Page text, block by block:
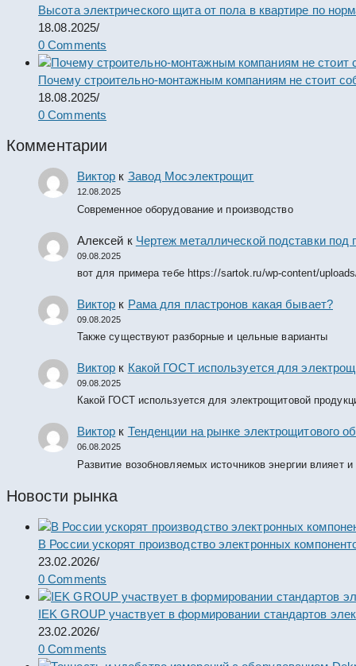
Высота электрического щита от пола в квартире по
18.08.2025/
0 Comments
Почему строительно-монтажным компаниям не стоит
18.08.2025/
0 Comments
Комментарии
Виктор к Завод Мосэлектрощит
12.08.2025
Современное оборудование и производство
Алексей к Чертеж металлической подставки
09.08.2025
вот для примера тебе https://sartok.ru/wp-content/
Виктор к Рама для пластронов какая бывает?
09.08.2025
Также существуют разборные и цельные варианты
Виктор к Какой ГОСТ используется для
09.08.2025
Какой ГОСТ используется для электрощитовой
Виктор к Тенденции на рынке электрощитового
06.08.2025
Развитие возобновляемых источников энергии влияет
Новости рынка
В России ускорят производство электронных
23.02.2026/
0 Comments
IEK GROUP участвует в формировании стандартов
23.02.2026/
0 Comments